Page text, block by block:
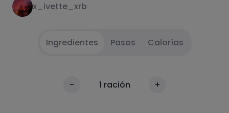
x_ivette_xrb
Ingredientes Pasos Calorías
- 1 ración +
Cortar las verduras a trozos pequeños